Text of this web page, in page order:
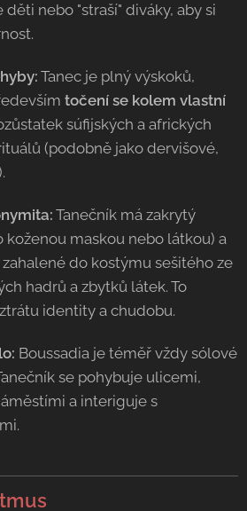
nebo "straší" diváky, aby si
Tanec je plný výskoků,
točení se kolem vlastní
súfijských a afrických
(podobně jako dervišové,
Tanečník má zakrytý
koženou maskou nebo látkou) a
do kostýmu sešitého ze
hadrů a zbytků látek. To
identity a chudobu.
Boussadia je téměř vždy sólové
se pohybuje ulicemi,
a interiguje s